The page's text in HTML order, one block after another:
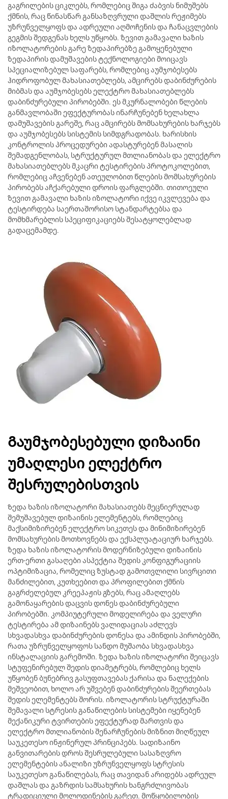
გაგრილების ციკლებს, რომლებიც შიგა ძაბვის ნიმუშებს
ქმნის, რაც წინასწარ განსაზღვრული დაშლის რეჟიმებს
უზრუნველყოფს და ადრეული აღმოჩენის და ჩანაცვლების
გეგმის შედგენას ხელს უწყობს. ზევით გამავალი ხაზის
იზოლატორების გარე ზედაპირებზე გამოყენებული
ზედაპირის დამუშავების ტექნოლოგიები მოიცავს
სპეციალიზებულ საფარებს, რომლებიც აუმჯობესებს
ჰიდროფობულ მახასიათებლებს, ამცირებს დაბინძურების
მიბმას და აუმჯობესებს ელექტრო მახასიათებლებს
დაბინძურებული პირობებში. ეს მკურნალობები წლების
განმავლობაში ეფექტურობას ინარჩუნებენ ხელახლა
დამუშავების გარეშე, რაც ამცირებს მომსახურების ხარჯებს
და აუმჯობესებს სისტემის სიმდგრადობას. ხარისხის
კონტროლის პროცედურები ადასტურებენ მასალის
შემადგენლობას, სტრუქტურულ მთლიანობას და ელექტრო
მახასიათებლებს მკაცრი ტესტირების პროტოკოლებით,
რომლებიც აჩვენებენ ათეულობით წლების მომსახურების
პირობებს აჩქარებული დროის ფარგლებში. თითოეული
ზევით გამავალი ხაზის იზოლატორი იქვე იკვლევება და
ტესტირდება საერთაშორისო სტანდარტებსა და
მომხმარებლის სპეციფიკაციებს შესატყოლებლად
გადაცემამდე.
Გაუმჯობესებული დიზაინი
უმაღლესი ელექტრო
შესრულებისთვის
Ზედა ხაზის იზოლატორი მახასიათებს მეცნიერულად
შემუშავებულ დიზაინის ელემენტებს, რომლებიც
მაქსიმიზირებენ ელექტრო სიკეთეს და მინიმიზირებენ
მომსახურების მოთხოვნებს და ექსპლუატაციურ ხარჯებს.
ზედა ხაზის იზოლატორის მოდერნიზებული დიზაინის
ერთ-ერთი გასაღები ასპექტია შედის კონფიგურაციის
ოპტიმიზაცია, რომელიც ზუსტად გამოთვლილი სივრცითი
მანძილებით, კუთხეებით და პროფილებით ქმნის
გაგრძელებულ კრეეპაჟის გზებს, რაც ამაღლებს
გამონაყარების დაცვის დონეს დაბინძურებული
პირობებში. კომპიუტერული მოდელირება და ველური
ტესტირება ამ დიზაინებს ვალიდაციას აძლევს
სხვადასხვა დაბინძურების დონესა და ამინდის პირობებში,
რათა უზრუნველყოფოს სანდო მუშაობა სხვადასხვა
ინსტალაციის გარემოში. ზედა ხაზის იზოლატორი შეიცავს
სტუფენირებულ შედის დიამეტრებს, რომლებიც ხელს
უწყობენ ბუნებრივ გასუფთავებას ქარისა და ნალექების
მეშვეობით, ხოლო არ უშვებენ დაბინძურების შეერთებას
შედის ელემენტებს შორის. იზოლატორის სტრუქტურაში
შემავალი სტრესის განაწილების სისტემები იყენებენ
მექანიკური ტვირთების ეფექტურად მართვის და
ელექტრო მთლიანობის შენარჩუნების მიზნით მიღწეულ
საუკეთესო ინჟინერულ პრინციპებს. სადიზაინო
განვითარების დროს შესრულებული სასაზღვრო
ელემენტების ანალიზი უზრუნველყოფს სტრესის
საუკეთესო განაწილებას, რაც თავიდან არიდებს ადრეულ
დაშლას და გაზრდის სამსახურის ხანგრძლივობას
ტრადიციული მოლოდინების გარეთ. მოწყობილობის